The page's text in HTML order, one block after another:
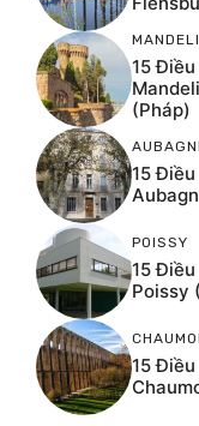
15 Điều
(Pháp)
15 Điều
POISSY
15 Điều
Poissy
15 Điều